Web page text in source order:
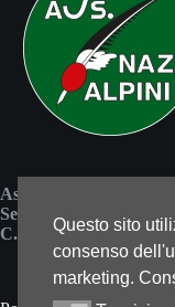
Associazione Nazionale
Sezione di Reggio Emilia
C.F. 80037450352
Questo sito
consenso
marketing.